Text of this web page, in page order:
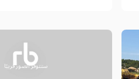
ستتوفر الصور قريبًا